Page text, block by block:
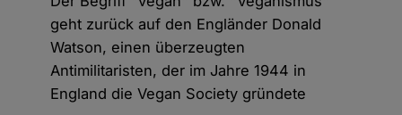
geht zurück auf den Engländer Donald
Watson, einen überzeugten
Antimilitaristen, der im Jahre 1944 in
England die Vegan Society gründete